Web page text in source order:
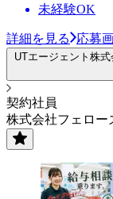
未経験OK
詳細を見る 応募
UTエージェント株
契約社員
株式会社フェロー